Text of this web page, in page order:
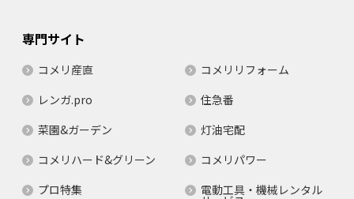
専門サイト
コメリ産直
コメリリフォーム
レンガ.pro
住急番
菜園&ガーデン
灯油宅配
コメリハード&グリーン
コメリパワー
プロ特集
電動工具・機械レンタル